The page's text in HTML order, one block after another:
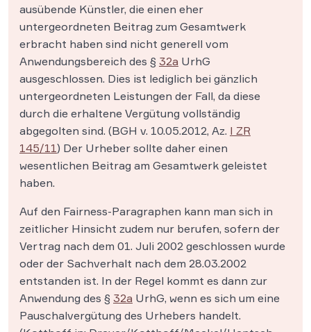
ausübende Künstler, die einen eher
untergeordneten Beitrag zum Gesamtwerk
erbracht haben sind nicht generell vom
Anwendungsbereich des § 32a UrhG
ausgeschlossen. Dies ist lediglich bei gänzlich
untergeordneten Leistungen der Fall, da diese
durch die erhaltene Vergütung vollständig
abgegolten sind. (BGH v. 10.05.2012, Az. I ZR
145/11) Der Urheber sollte daher einen
wesentlichen Beitrag am Gesamtwerk geleistet
haben.
Auf den Fairness-Paragraphen kann man sich in
zeitlicher Hinsicht zudem nur berufen, sofern der
Vertrag nach dem 01. Juli 2002 geschlossen wurde
oder der Sachverhalt nach dem 28.03.2002
entstanden ist. In der Regel kommt es dann zur
Anwendung des § 32a UrhG, wenn es sich um eine
Pauschalvergütung des Urhebers handelt.